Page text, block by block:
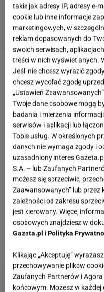
HistoriaWojciecha
wieloma osobami.
kiedy dowiedział się o
Tysiące kilometrówdalej
czwartym miesiącu
była na jakichś tam
nasze dziecko jest
nie urodzi się żywe, ma
ta ciąża się nie może
dobrze. Ja jestem na
(...) - opowiadał swego
Wojciechowskiej . Teraz
takie jak adresy IP, adresy e-
cookie lub inne informacje
marketingowych, w
reklam dopasowanych do
swoich serwisach,
treści w nich wyświetlanych.
Jeśli nie chcesz wyrazić
chcesz wycofać zgodę
„Ustawień Zaawansowanych”.
Twoje dane osobowe mogą
badania i mierzenia
serwisów i aplikacji lub
Tobie usług. W określonych
danych nie wymaga zgody i
uzasadniony interes
S.A. – lub Zaufanych
możesz się sprzeciwić,
Zaawansowanych” lub
zależności od zakresu
jest kierowany. Więcej
osobowych znajdziesz w
Gazeta.pl iPolityka
Klikając „Akceptuję”
przechowywanie plików
Zaufanych Partnerów i
końcowym. Możesz w każdej